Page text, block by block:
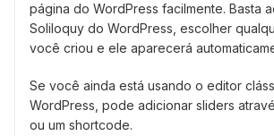
página do WordPress facilmente. Basta
Soliloquy do WordPress, escolher
você criou e ele aparecerá
Se você ainda está usando o editor
WordPress, pode adicionar sliders
ou um shortcode.